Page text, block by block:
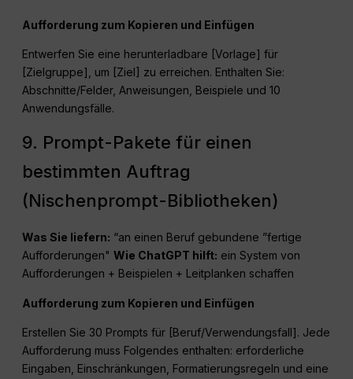
Aufforderung zum Kopieren und Einfügen
Entwerfen Sie eine herunterladbare [Vorlage] für
[Zielgruppe], um [Ziel] zu erreichen. Enthalten Sie:
Abschnitte/Felder, Anweisungen, Beispiele und 10
Anwendungsfälle.
9. Prompt-Pakete für einen
bestimmten Auftrag
(Nischenprompt-Bibliotheken)
Was Sie liefern: “an einen Beruf gebundene ”fertige
Aufforderungen"Wie ChatGPT hilft: ein System von
Aufforderungen + Beispielen + Leitplanken schaffen
Aufforderung zum Kopieren und Einfügen
Erstellen Sie 30 Prompts für [Beruf/Verwendungsfall]. Jede
Aufforderung muss Folgendes enthalten: erforderliche
Eingaben, Einschränkungen, Formatierungsregeln und eine